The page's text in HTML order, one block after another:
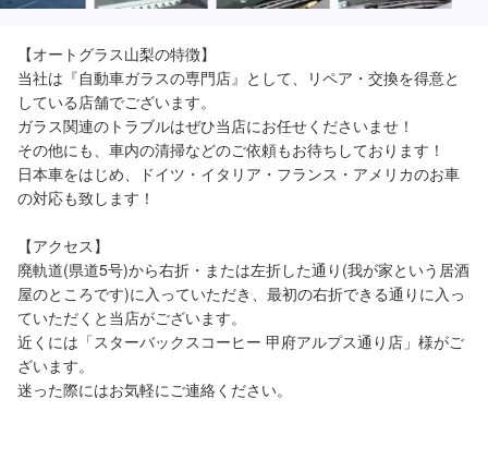
【オートグラス山梨の特徴】
当社は『自動車ガラスの専門店』として、リペア・交換を得意と
している店舗でございます。
ガラス関連のトラブルはぜひ当店にお任せくださいませ！
その他にも、車内の清掃などのご依頼もお待ちしております！
日本車をはじめ、ドイツ・イタリア・フランス・アメリカのお車
の対応も致します！
【アクセス】
廃軌道(県道5号)から右折・または左折した通り(我が家という居酒
屋のところです)に入っていただき、最初の右折できる通りに入っ
ていただくと当店がございます。
近くには「スターバックスコーヒー 甲府アルプス通り店」様がご
ざいます。